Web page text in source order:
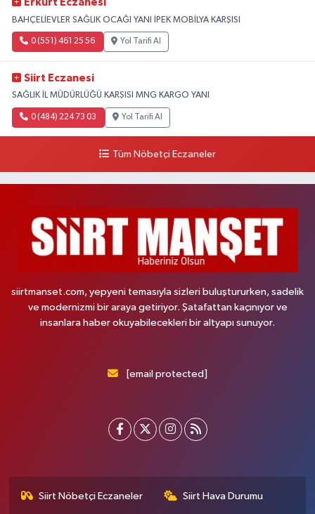
Erkurt Eczanesi
BAHÇELİEVLER SAĞLIK OCAĞI YANI İPEK MOBİLYA KARŞISI
0 (551) 461 25 56 Yol Tarifi Al
Siirt Eczanesi
SAĞLIK İL MÜDÜRLÜĞÜ KARŞISI MNG KARGO YANI
0 (484) 224 73 03 Yol Tarifi Al
Tüm Nöbetçi Eczaneler
siirtmanset.com, yepyeni temasıyla sizleri buluştururken, sadelik
ve modernizmi bir araya getiriyor. Şatafattan kaçınıyor ve
insanlara haber okuyabilecekleri bir altyapı sunuyor.
[email protected]
Siirt Nöbetçi Eczaneler Siirt Hava Durumu